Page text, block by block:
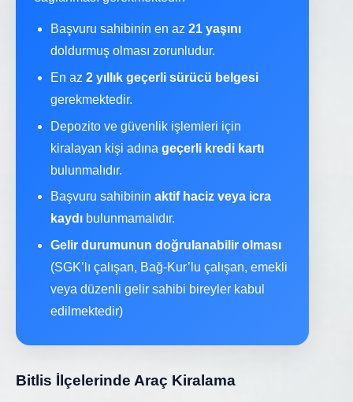
Başvuru sahibinin en az 21 yaşını
doldurmuş olması zorunludur.
En az 2 yıllık geçerli sürücü belgesi
gerekmektedir.
Depozito ve güvenlik işlemleri için
kiralayan kişi adına geçerli kredi kartı
bulunmalıdır.
Başvuru sahibinin aktif haciz veya icra
kaydı bulunmamalıdır.
Gelir durumunun doğrulanabilir olması
(SGK’lı çalışan, Bağ-Kur’lu çalışan, emekli
veya düzenli gelir sahibi bireyler kabul
edilmektedir)
Bitlis İlçelerinde Araç Kiralama